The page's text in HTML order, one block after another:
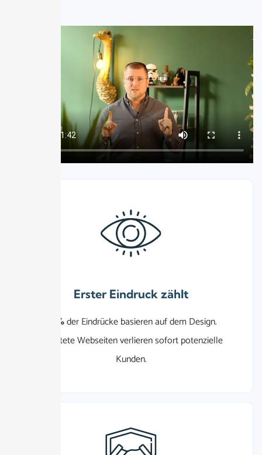
Erster Eindruck zählt
94%der Eindrücke basieren auf dem Design.
Veraltete Webseiten verlieren sofort potenzielle
Kunden.